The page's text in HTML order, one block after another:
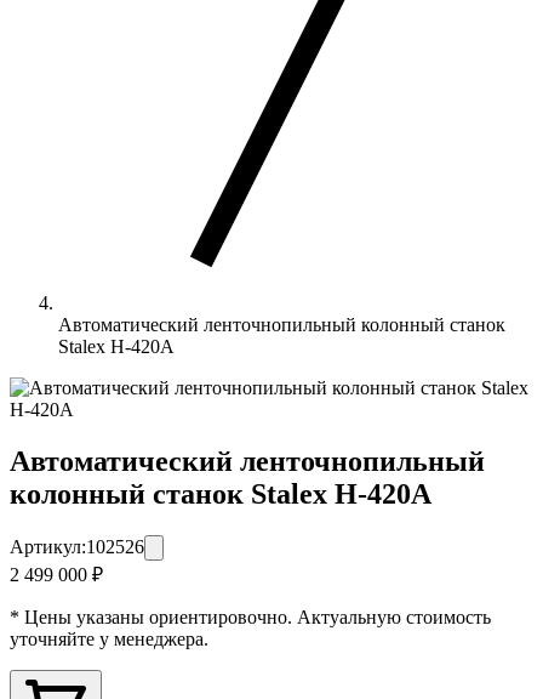
Автоматический ленточнопильный колонный станок
Stalex H-420А
Автоматический ленточнопильный
колонный станок Stalex H-420А
Артикул:102526
2 499 000 ₽
* Цены указаны ориентировочно. Актуальную стоимость
уточняйте у менеджера.